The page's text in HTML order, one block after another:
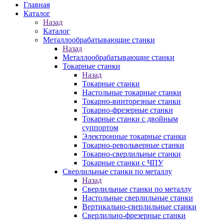
Главная
Каталог
Назад
Каталог
Металлообрабатывающие станки
Назад
Металлообрабатывающие станки
Токарные станки
Назад
Токарные станки
Настольные токарные станки
Токарно-винторезные станки
Токарно-фрезерные станки
Токарные станки с двойным
суппортом
Электронные токарные станки
Токарно-револьверные станки
Токарно-сверлильные станки
Токарные станки с ЧПУ
Сверлильные станки по металлу
Назад
Сверлильные станки по металлу
Настольные сверлильные станки
Вертикально-сверлильные станки
Сверлильно-фрезерные станки